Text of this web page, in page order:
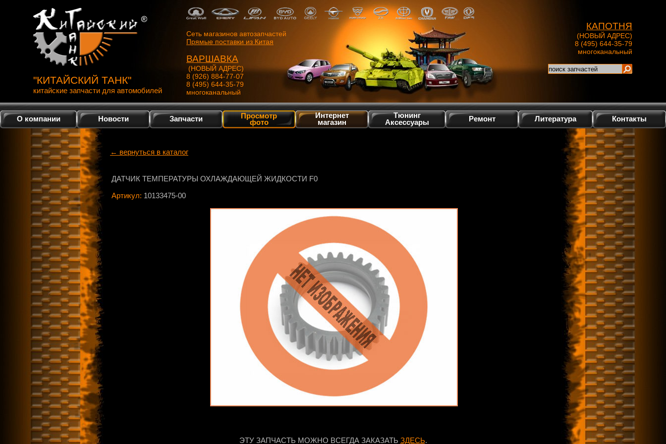
"КИТАЙСКИЙ ТАНК"
китайские запчасти для автомобилей
Сеть магазинов автозапчастей
Прямые поставки из Китая
ВАРШАВКА
(НОВЫЙ АДРЕС)
8 (926) 884-77-07
8 (495) 644-35-79
многоканальный
КАПОТНЯ
(НОВЫЙ АДРЕС)
8 (495) 644-35-79
многоканальный
О компании Новости Запчасти Просмотр
фото
Интернет
магазин
Тюнинг
Аксессуары
Ремонт Литература Контакты
← вернуться в каталог
ДАТЧИК ТЕМПЕРАТУРЫ ОХЛAЖДАЮЩЕЙ ЖИДКОСТИ F0
Артикул: 10133475-00
ЭТУ ЗАПЧАСТЬ МОЖНО ВСЕГДА ЗАКАЗАТЬ ЗДЕСЬ.